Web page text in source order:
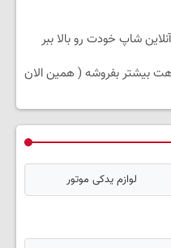
شاپ خودت رو بالا ببر
بیشتر بفروشه ( همین الان
لوازم یدکی موتور